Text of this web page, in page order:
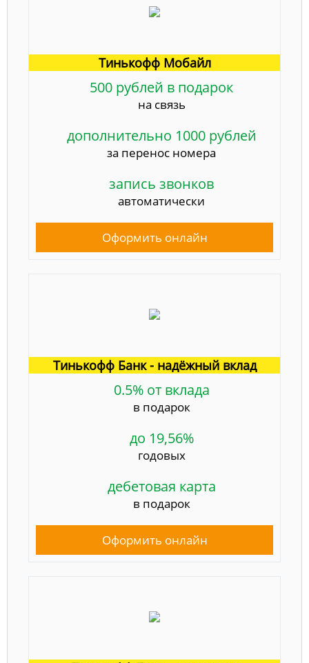
Тинькофф Мобайл
500 рублей в подарок
на связь
дополнительно 1000 рублей
за перенос номера
запись звонков
автоматически
Оформить онлайн
Тинькофф Банк - надёжный вклад
0.5% от вклада
в подарок
до 19,56%
годовых
дебетовая карта
в подарок
Оформить онлайн